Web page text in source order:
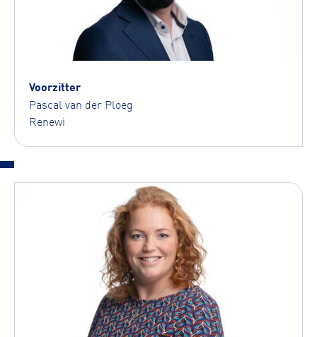
Voorzitter
Pascal van der Ploeg
Renewi